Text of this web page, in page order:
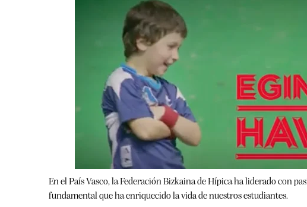
En el País Vasco, la Federación Bizkaina de Hípica ha liderado con
fundamental que ha enriquecido la vida de nuestros estudiantes.